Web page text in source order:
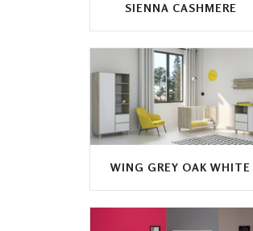
SIENNA CASHMERE
WING GREY OAK WHITE